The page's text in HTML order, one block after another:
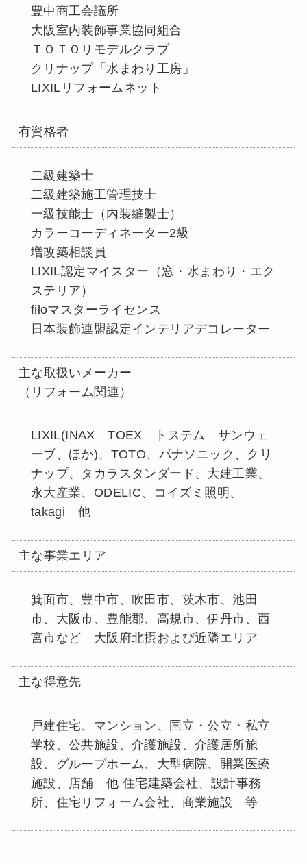
豊中商工会議所
大阪室内装飾事業協同組合
ＴＯＴＯリモデルクラブ
クリナップ「水まわり工房」
LIXILリフォームネット
有資格者
二級建築士
二級建築施工管理技士
一級技能士（内装縫製士）
カラーコーディネーター2級
増改築相談員
LIXIL認定マイスター（窓・水まわり・エク
ステリア）
filoマスターライセンス
日本装飾連盟認定インテリアデコレーター
主な取扱いメーカー
（リフォーム関連）
LIXIL(INAX TOEX トステム サンウェ
ーブ、ほか)、TOTO、パナソニック、クリ
ナップ、タカラスタンダード、大建工業、
永大産業、ODELIC、コイズミ照明、
takagi 他
主な事業エリア
箕面市、豊中市、吹田市、茨木市、池田
市、大阪市、豊能郡、高規市、伊丹市、西
宮市など 大阪府北摂および近隣エリア
主な得意先
戸建住宅、マンション、国立・公立・私立
学校、公共施設、介護施設、介護居所施
設、グループホーム、大型病院、開業医療
施設、店舗 他 住宅建築会社、設計事務
所、住宅リフォーム会社、商業施設 等